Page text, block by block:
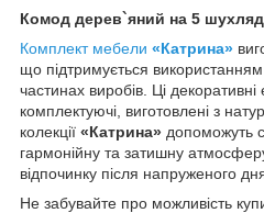
Комод дерев`яний на 5 шухляд
Комплект мебели «Катрина»
що підтримується
частинах виробів. Ці декоративні
комплектуючі, виготовлені з
колекції «Катрина» допоможуть
гармонійну та затишну
відпочинку після напруженого
Не забувайте про можливість